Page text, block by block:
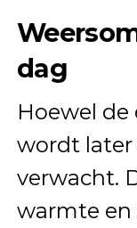
dag
Hoewel
wordt later
verwacht.
warmte